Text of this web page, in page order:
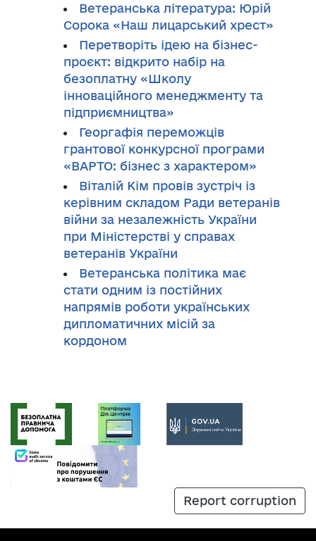
Ветеранська література: Юрій
Сорока «Наш лицарський хрест»
Перетворіть ідею на бізнес-
проєкт: відкрито набір на
безоплатну «Школу
інноваційного менеджменту та
підприємництва»
Георгафія переможців
грантової конкурсної програми
«ВАРТО: бізнес з характером»
Віталій Кім провів зустріч із
керівним складом Ради ветеранів
війни за незалежність України
при Міністерстві у справах
ветеранів України
Ветеранська політика має
стати одним із постійних
напрямів роботи українських
дипломатичних місій за
кордоном
Report corruption